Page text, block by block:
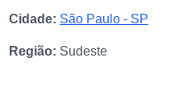
Cidade: São Paulo - SP
Região: Sudeste